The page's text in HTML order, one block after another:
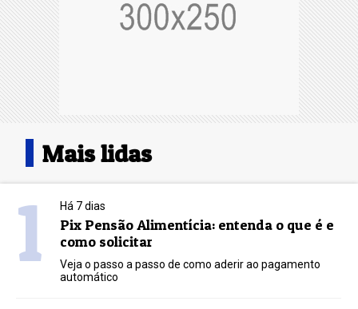
Mais lidas
1 Há 7 dias
Pix Pensão Alimentícia: entenda o que é e
como solicitar
Veja o passo a passo de como aderir ao pagamento
automático